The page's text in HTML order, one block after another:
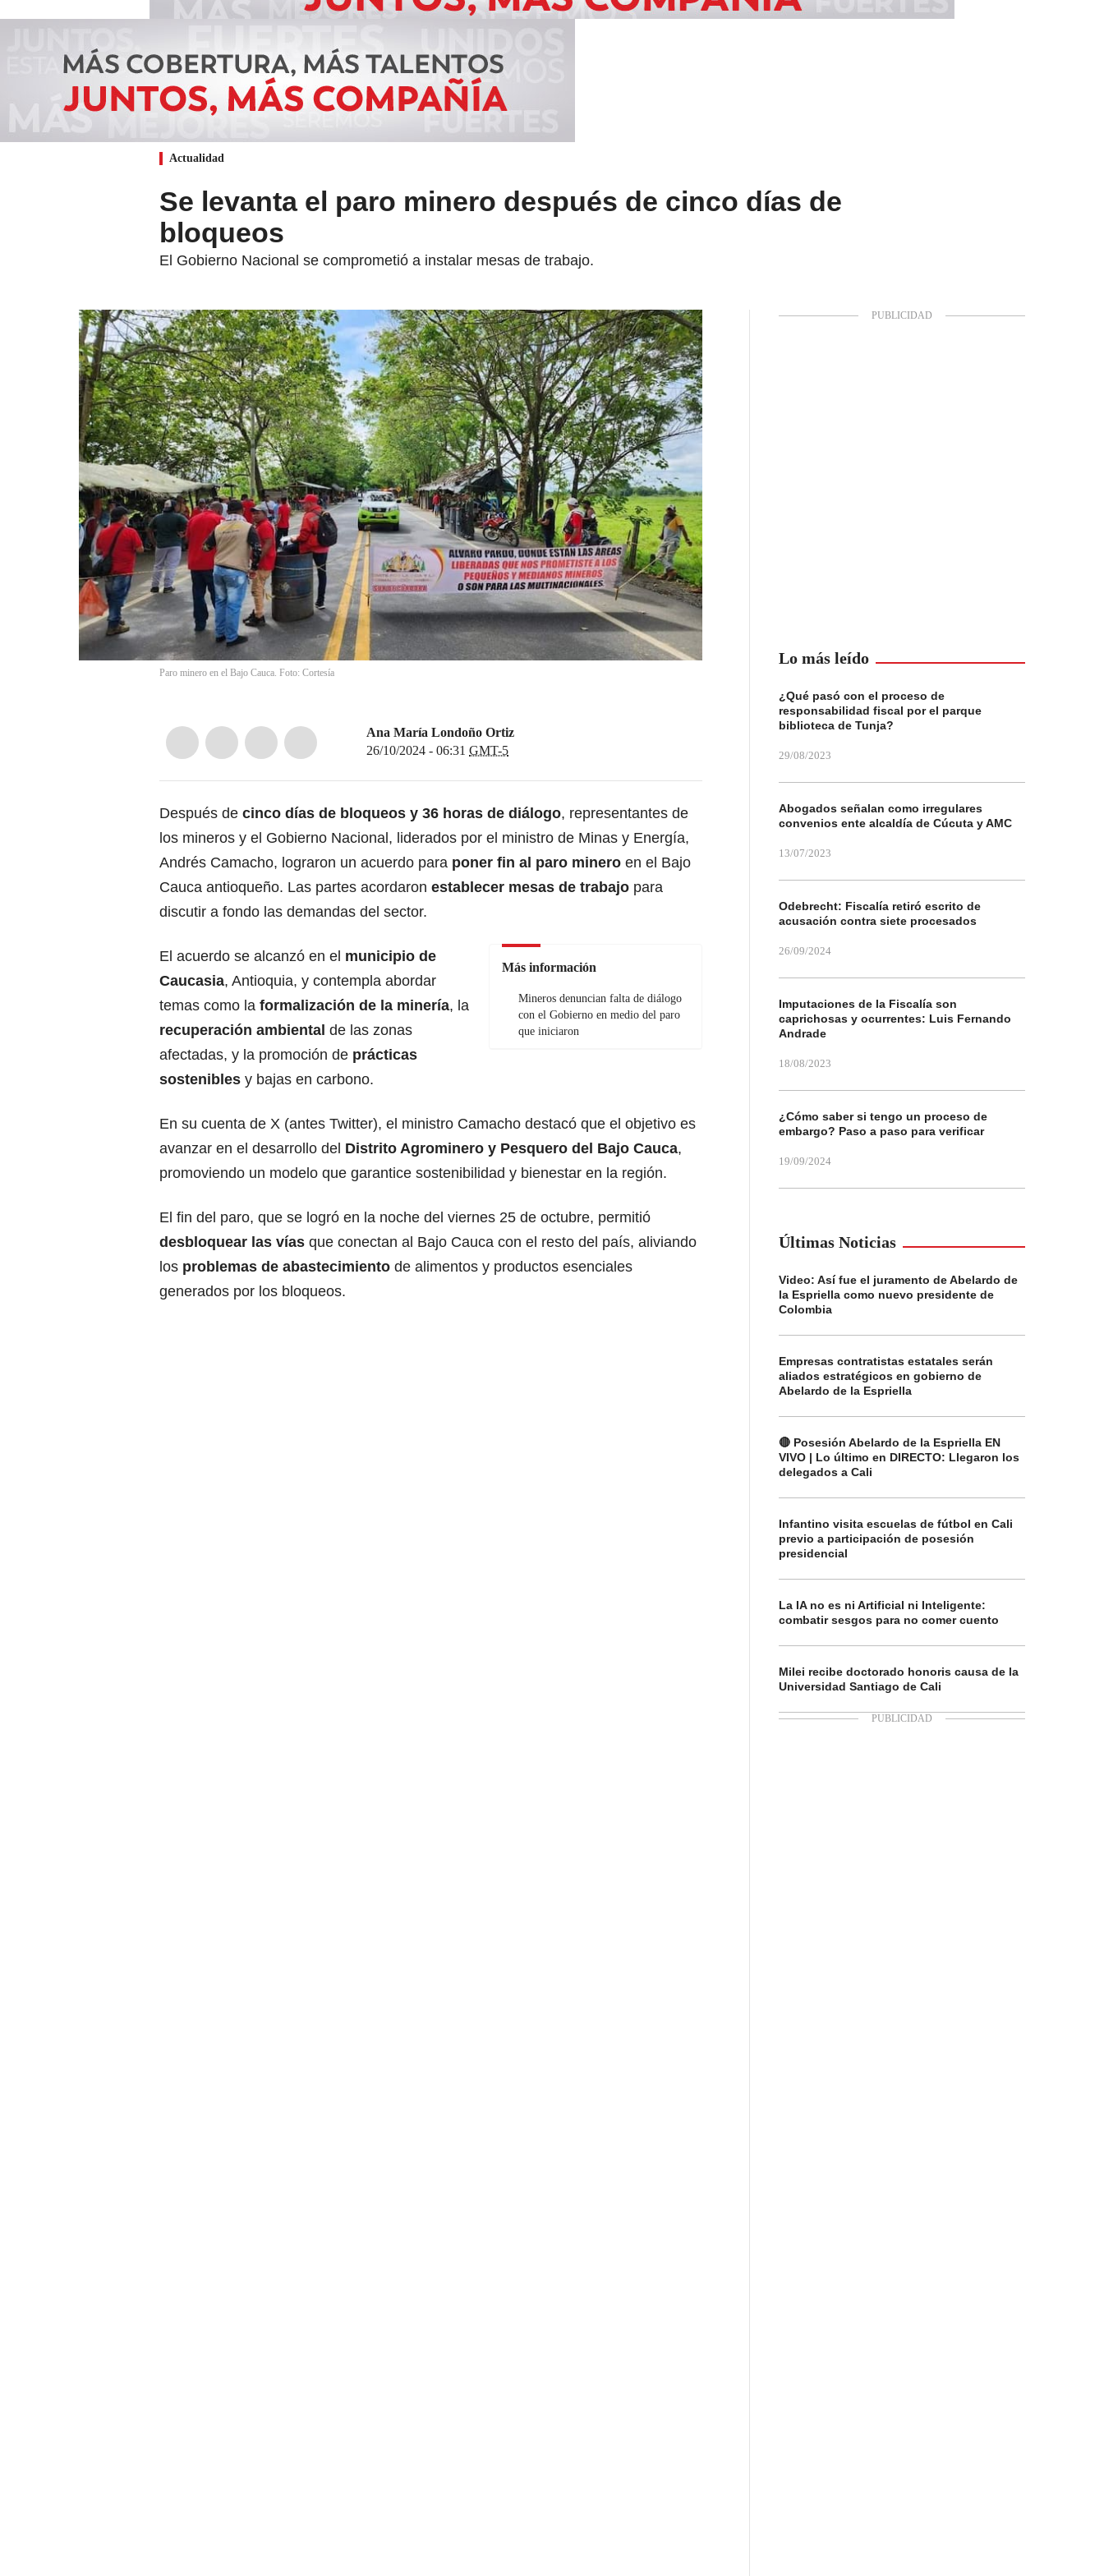
Actualidad
Se levanta el paro minero después de cinco días de
bloqueos
El Gobierno Nacional se comprometió a instalar mesas de trabajo.
Paro minero en el Bajo Cauca. Foto: Cortesía
Ana María Londoño Ortiz
26/10/2024 - 06:31 GMT-5
Después de cinco días de bloqueos y 36 horas de diálogo, representantes de
los mineros y el Gobierno Nacional, liderados por el ministro de Minas y Energía,
Andrés Camacho, lograron un acuerdo para poner fin al paro minero en el Bajo
Cauca antioqueño. Las partes acordaron establecer mesas de trabajo para
discutir a fondo las demandas del sector.
Más información
Mineros denuncian falta de diálogo
con el Gobierno en medio del paro
que iniciaron
El acuerdo se alcanzó en el municipio de
Caucasia, Antioquia, y contempla abordar
temas como la formalización de la minería, la
recuperación ambiental de las zonas
afectadas, y la promoción de prácticas
sostenibles y bajas en carbono.
En su cuenta de X (antes Twitter), el ministro Camacho destacó que el objetivo es
avanzar en el desarrollo del Distrito Agrominero y Pesquero del Bajo Cauca,
promoviendo un modelo que garantice sostenibilidad y bienestar en la región.
El fin del paro, que se logró en la noche del viernes 25 de octubre, permitió
desbloquear las vías que conectan al Bajo Cauca con el resto del país, aliviando
los problemas de abastecimiento de alimentos y productos esenciales
generados por los bloqueos.
Lo más leído
¿Qué pasó con el proceso de
responsabilidad fiscal por el parque
biblioteca de Tunja?
29/08/2023
Abogados señalan como irregulares
convenios ente alcaldía de Cúcuta y AMC
13/07/2023
Odebrecht: Fiscalía retiró escrito de
acusación contra siete procesados
26/09/2024
Imputaciones de la Fiscalía son
caprichosas y ocurrentes: Luis Fernando
Andrade
18/08/2023
¿Cómo saber si tengo un proceso de
embargo? Paso a paso para verificar
19/09/2024
Últimas Noticias
Video: Así fue el juramento de Abelardo de
la Espriella como nuevo presidente de
Colombia
Empresas contratistas estatales serán
aliados estratégicos en gobierno de
Abelardo de la Espriella
🔴 Posesión Abelardo de la Espriella EN
VIVO | Lo último en DIRECTO: Llegaron los
delegados a Cali
Infantino visita escuelas de fútbol en Cali
previo a participación de posesión
presidencial
La IA no es ni Artificial ni Inteligente:
combatir sesgos para no comer cuento
Milei recibe doctorado honoris causa de la
Universidad Santiago de Cali